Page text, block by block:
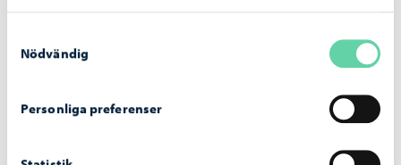
Nödvändig
Personliga preferenser
28.11 – 4.1.2026 Siina Levonoja